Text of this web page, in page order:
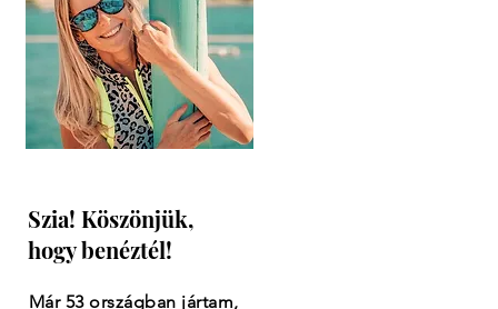
Szia! Köszönjük,
hogy benéztél!
Már 53 országban jártam,